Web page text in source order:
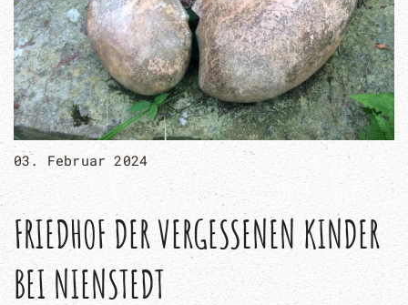
03. Februar 2024
FRIEDHOF DER VERGESSENEN KINDER
BEI NIENSTEDT